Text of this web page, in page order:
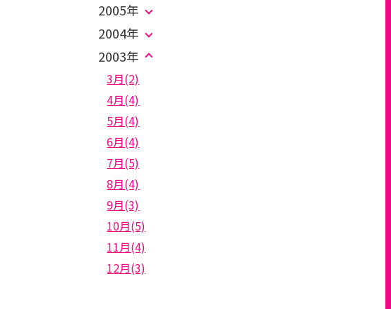
2005年
2004年
2003年
3月(2)
4月(4)
5月(4)
6月(4)
7月(5)
8月(4)
9月(3)
10月(5)
11月(4)
12月(3)